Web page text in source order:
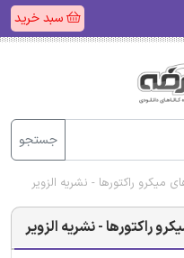
سبد خرید
جستجو
میکرو راکتورها - نشریه الزویر
راکتورها - نشریه الزویر